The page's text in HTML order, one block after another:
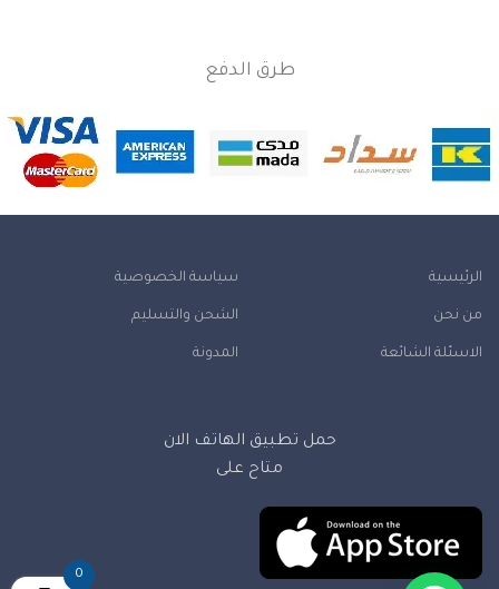
طرق الدفع
الرئيسية
من نحن
الاسئلة الشائعة
سياسة الخصوصية
الشحن والتسليم
المدونة
حمل تطبيق الهاتف الان
متاح على
0